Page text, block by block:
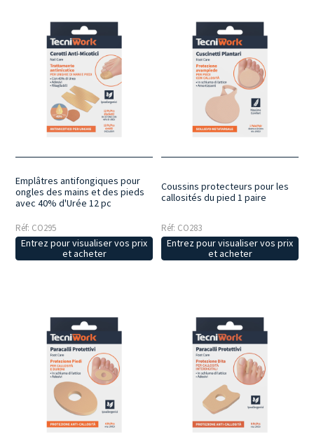
Emplâtres antifongiques pour
ongles des mains et des pieds
avec 40% d'Urée 12 pc
Réf: CO295
Entrez pour visualiser vos prix
et acheter
Coussins protecteurs pour les
callosités du pied 1 paire
Réf: CO283
Entrez pour visualiser vos prix
et acheter